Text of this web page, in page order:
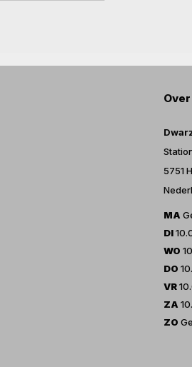
5751
MA
DI
WO
DO
VR
ZA
ZO